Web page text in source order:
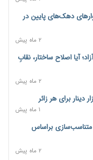
خودرو کشیده شد؛ افت ۲۵ درصدی تیراژ ایران‌خودرو،
۱ روز پیش
مستأجران
تأمین کالاهای
۱ روز پیش
معیشت هر روز عمیق‌تر
۱ روز پیش
به خانوارهای دهک‌های پایین در
۲ ماه پیش
آیا اصلاح ساختار، نقابِ
۲ ماه پیش
۱ ماه پیش
براساس
۲ ماه پیش